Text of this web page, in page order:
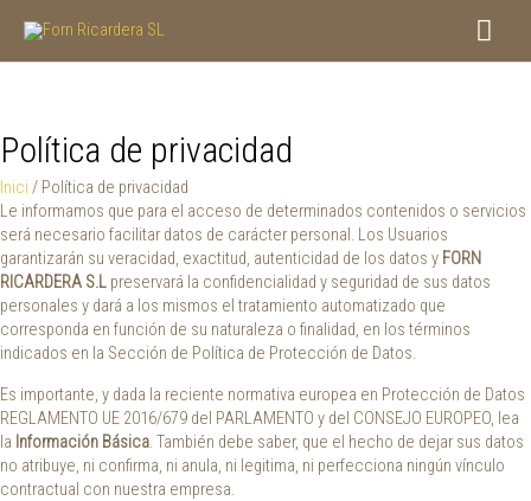
contingut
Política de privacidad
Inici / Política de privacidad
Le informamos que para el acceso de determinados contenidos o servicios
será necesario facilitar datos de carácter personal. Los Usuarios
garantizarán su veracidad, exactitud, autenticidad de los datos y FORN
RICARDERA S.L preservará la confidencialidad y seguridad de sus datos
personales y dará a los mismos el tratamiento automatizado que
corresponda en función de su naturaleza o finalidad, en los términos
indicados en la Sección de Política de Protección de Datos.
Es importante, y dada la reciente normativa europea en Protección de Datos
REGLAMENTO UE 2016/679 del PARLAMENTO y del CONSEJO EUROPEO, lea
la Información Básica. También debe saber, que el hecho de dejar sus datos
no atribuye, ni confirma, ni anula, ni legitima, ni perfecciona ningún vínculo
contractual con nuestra empresa.